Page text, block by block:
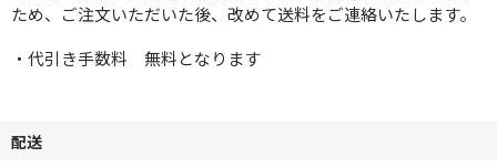
ため、ご注文いただいた後、改めて送料をご連絡いたします。
・代引き手数料 無料となります
配送